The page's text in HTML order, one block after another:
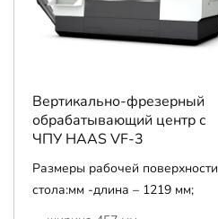
Вертикально-фрезерный
обрабатывающий центр с
ЧПУ HAAS VF-3
Размеры рабочей поверхности
стола:мм -длина – 1219 мм;